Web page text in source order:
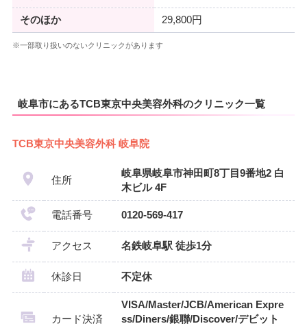
そのほか 29,800円
※一部取り扱いのないクリニックがあります
岐阜市にあるTCB東京中央美容外科のクリニック一覧
TCB東京中央美容外科 岐阜院
住所
岐阜県岐阜市神田町8丁目9番地2 白
木ビル 4F
電話番号 0120-569-417
アクセス 名鉄岐阜駅 徒歩1分
休診日 不定休
カード決済
VISA/Master/JCB/American Expre
ss/Diners/銀聯/Discover/デビット